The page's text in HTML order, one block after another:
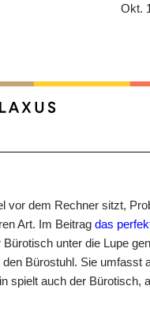
Okt.
vor dem Rechner sitzt,
Art. Im Beitragdas
Bürotisch unter die Lupe
Bürostuhl. Sie umfasst
spielt auch der Bürotisch,